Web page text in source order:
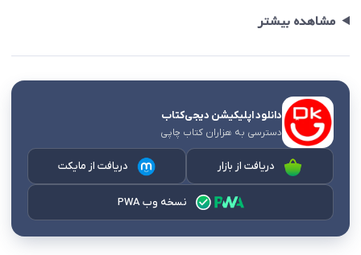
مشاهده بیشتر
دانلود اپلیکیشن دیجی‌کتاب
دسترسی به هزاران کتاب چاپی
دریافت از بازار دریافت از مایکت
نسخه وب PWA